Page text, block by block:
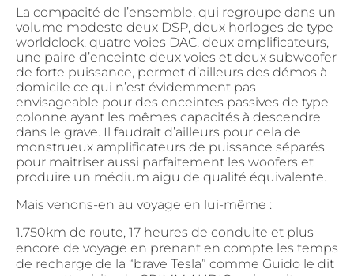
La compacité de l’ensemble, qui regroupe dans un
volume modeste deux DSP, deux horloges de type
worldclock, quatre voies DAC, deux amplificateurs,
une paire d’enceinte deux voies et deux subwoofer
de forte puissance, permet d’ailleurs des démos à
domicile ce qui n’est évidemment pas
envisageable pour des enceintes passives de type
colonne ayant les mêmes capacités à descendre
dans le grave. Il faudrait d’ailleurs pour cela de
monstrueux amplificateurs de puissance séparés
pour maitriser aussi parfaitement les woofers et
produire un médium aigu de qualité équivalente.
Mais venons-en au voyage en lui-même :
1.750km de route, 17 heures de conduite et plus
encore de voyage en prenant en compte les temps
de recharge de la “brave Tesla” comme Guido le dit